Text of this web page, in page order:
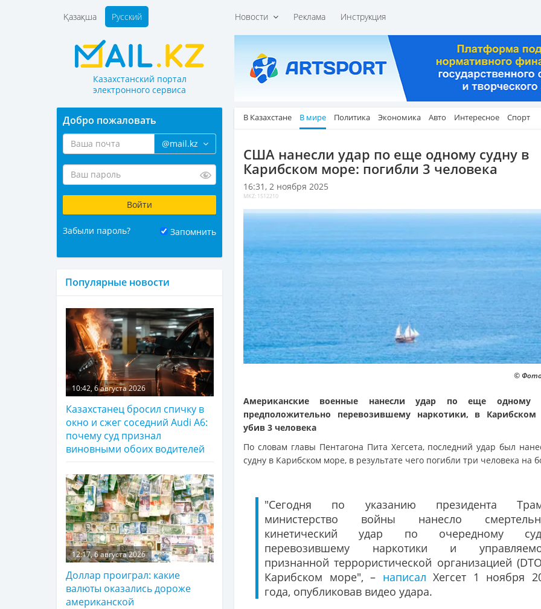
Новости Реклама Инструкция
Қазақша Русский
Казахстанский портал
электронного сервиса
В Казахстане В мире Политика Экономика Авто Интересное Спорт
США нанесли удар по еще одному судну в
Карибском море: погибли 3 человека
16:31, 2 ноября 2025
MKZ: 1512210
©
Американские военные нанесли удар по еще одному
предположительно перевозившему наркотики, в Карибском
убив 3 человека
По словам главы Пентагона Пита Хегсета, последний удар был
судну в Карибском море, в результате чего погибли три человека на
"Сегодня по указанию президента
министерство войны нанесло
кинетический удар по очередному
перевозившему наркотики и
признанной террористической организацией
Карибском море", – написалХегсет 1 ноября
года, опубликовав видео удара.
Добро пожаловать
@mail.kz
Забыли пароль? Запомнить
Популярные новости
10:42, 6 августа 2026
Казахстанец бросил спичку в
окно и сжег соседний Audi A6:
почему суд признал
виновными обоих водителей
12:17, 6 августа 2026
Доллар проиграл: какие
валюты оказались дороже
американской